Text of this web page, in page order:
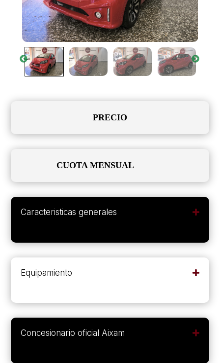
PRECIO
CUOTA MENSUAL
Caracteristicas generales
Equipamiento
Concesionario oficial Aixam